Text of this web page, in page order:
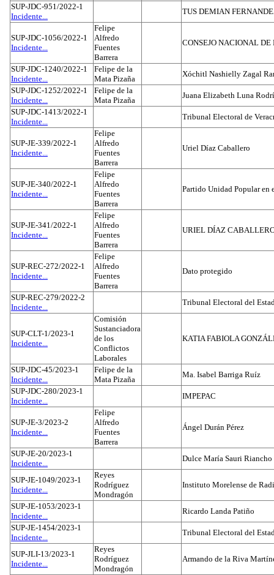
SUP-JDC-951/2022-1
Incidente...
TUS DEMIAN
SUP-JDC-1056/2022-1
Incidente...
Felipe
Alfredo
Fuentes
Barrera
CONSEJO NACIONAL
SUP-JDC-1240/2022-1
Incidente...
Felipe de la
Mata Pizaña
Xóchitl Nashielly Zagal
SUP-JDC-1252/2022-1
Incidente...
Felipe de la
Mata Pizaña
Juana Elizabeth Luna
SUP-JDC-1413/2022-1
Incidente...
Tribunal Electoral de
SUP-JE-339/2022-1
Incidente...
Felipe
Alfredo
Fuentes
Barrera
Uriel Díaz Caballero
SUP-JE-340/2022-1
Incidente...
Felipe
Alfredo
Fuentes
Barrera
Partido Unidad Popular en
SUP-JE-341/2022-1
Incidente...
Felipe
Alfredo
Fuentes
Barrera
URIEL DÍAZ
SUP-REC-272/2022-1
Incidente...
Felipe
Alfredo
Fuentes
Barrera
Dato protegido
SUP-REC-279/2022-2
Incidente...
Tribunal Electoral del
SUP-CLT-1/2023-1
Incidente...
Comisión
Sustanciadora
de los
Conflictos
Laborales
KATIA FABIOLA
SUP-JDC-45/2023-1
Incidente...
Felipe de la
Mata Pizaña
Ma. Isabel Barriga Ruíz
SUP-JDC-280/2023-1
Incidente...
IMPEPAC
SUP-JE-3/2023-2
Incidente...
Felipe
Alfredo
Fuentes
Barrera
Ángel Durán Pérez
SUP-JE-20/2023-1
Incidente...
Dulce María Sauri
SUP-JE-1049/2023-1
Incidente...
Reyes
Rodríguez
Mondragón
Instituto Morelense de
SUP-JE-1053/2023-1
Incidente...
Ricardo Landa Patiño
SUP-JE-1454/2023-1
Incidente...
Tribunal Electoral del
SUP-JLI-13/2023-1
Incidente...
Reyes
Rodríguez
Mondragón
Armando de la Riva